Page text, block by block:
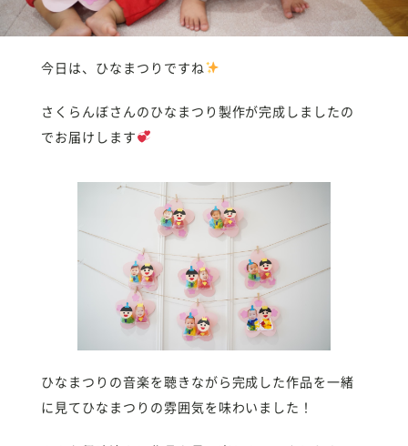
今日は、ひなまつりですね
さくらんぼさんのひなまつり製作が完成しましたの
でお届けします
ひなまつりの音楽を聴きながら完成した作品を一緒
に見てひなまつりの雰囲気を味わいました！